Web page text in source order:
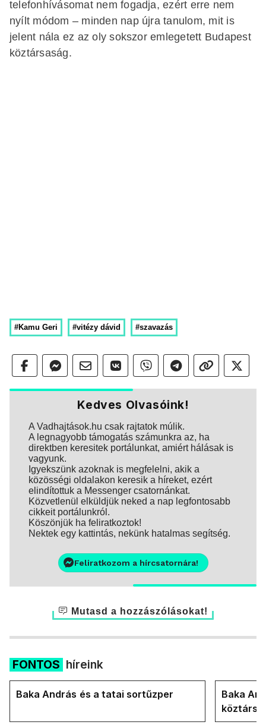
telefonhívásomat nem fogadja, ezért erre nem
nyílt módom – minden nap újra tanulom, mit is
jelent nála ez az oly sokszor emlegetett Budapest
köztársaság.
#Kamu Geri #vitézy dávid #szavazás
Kedves Olvasóink!
A Vadhajtások.hu csak rajtatok múlik.
A legnagyobb támogatás számunkra az, ha
direktben keresitek portálunkat, amiért hálásak is
vagyunk.
Igyekszünk azoknak is megfelelni, akik a
közösségi oldalakon keresik a híreket, ezért
elindítottuk a Messenger csatornánkat.
Közvetlenül elküldjük neked a nap legfontosabb
cikkeit portálunkról.
Köszönjük ha feliratkoztok!
Nektek egy kattintás, nekünk hatalmas segítség.
Feliratkozom a hírcsatornára!
Mutasd a hozzászólásokat!
FONTOS híreink
Baka András és a tatai sortűzper
Baka